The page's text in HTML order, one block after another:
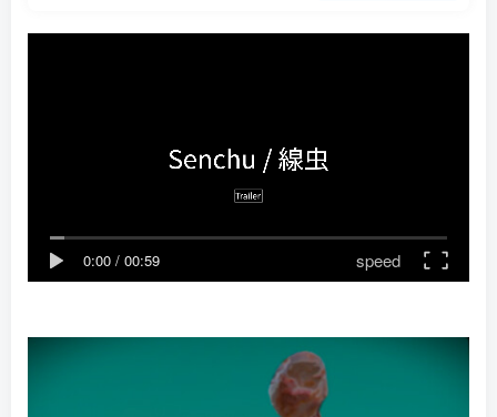
0:00 / 00:59 speed